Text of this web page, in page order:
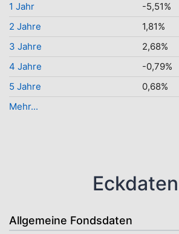
1 Jahr
-5,51%
2 Jahre
1,81%
3 Jahre
2,68%
4 Jahre
-0,79%
5 Jahre
0,68%
Mehr...
Eckdaten
Allgemeine Fondsdaten